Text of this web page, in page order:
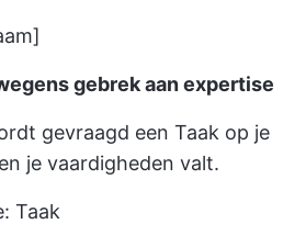
gebrek aan expertise
gevraagd een Taak op je
je vaardigheden valt.
Taak